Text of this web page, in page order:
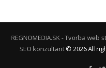
REGNOMEDIA.SK - Tvorba web
SEO konzultant © 2026All